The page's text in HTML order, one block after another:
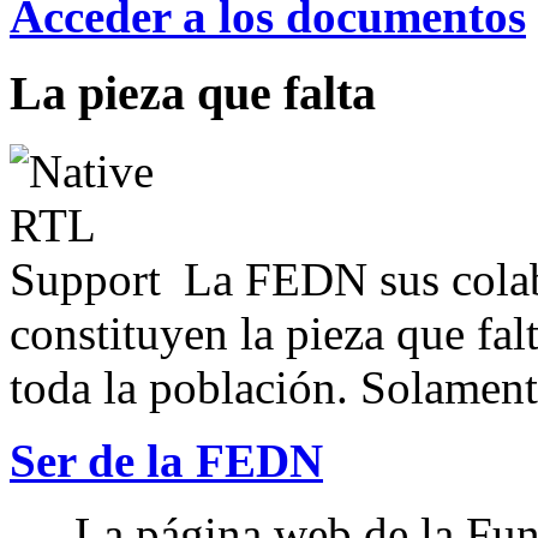
Acceder a los documentos
La pieza que falta
La FEDN sus
constituyen la pieza que
toda la población.
Ser de la FEDN